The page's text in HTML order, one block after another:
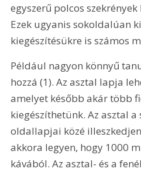
egyszerű polcos
Ezek ugyanis sokoldalúan
kiegészítésükre is számos
Például nagyon könnyű
hozzá (1). Az asztal lapja
amelyet később akár több
kiegészíthetünk. Az asztal a
oldallapjai közé
akkora legyen, hogy 1000
kávából. Az asztal- és a